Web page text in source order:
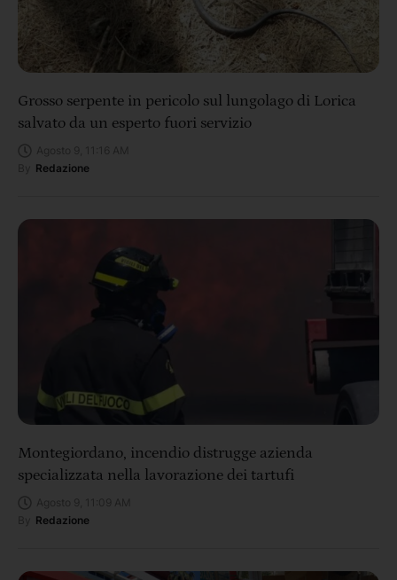
Grosso serpente in pericolo sul lungolago di Lorica
salvato da un esperto fuori servizio
Redazione
Montegiordano, incendio distrugge azienda
specializzata nella lavorazione dei tartufi
Redazione